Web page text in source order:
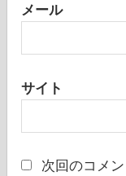
メール
サイト
次回のコメ